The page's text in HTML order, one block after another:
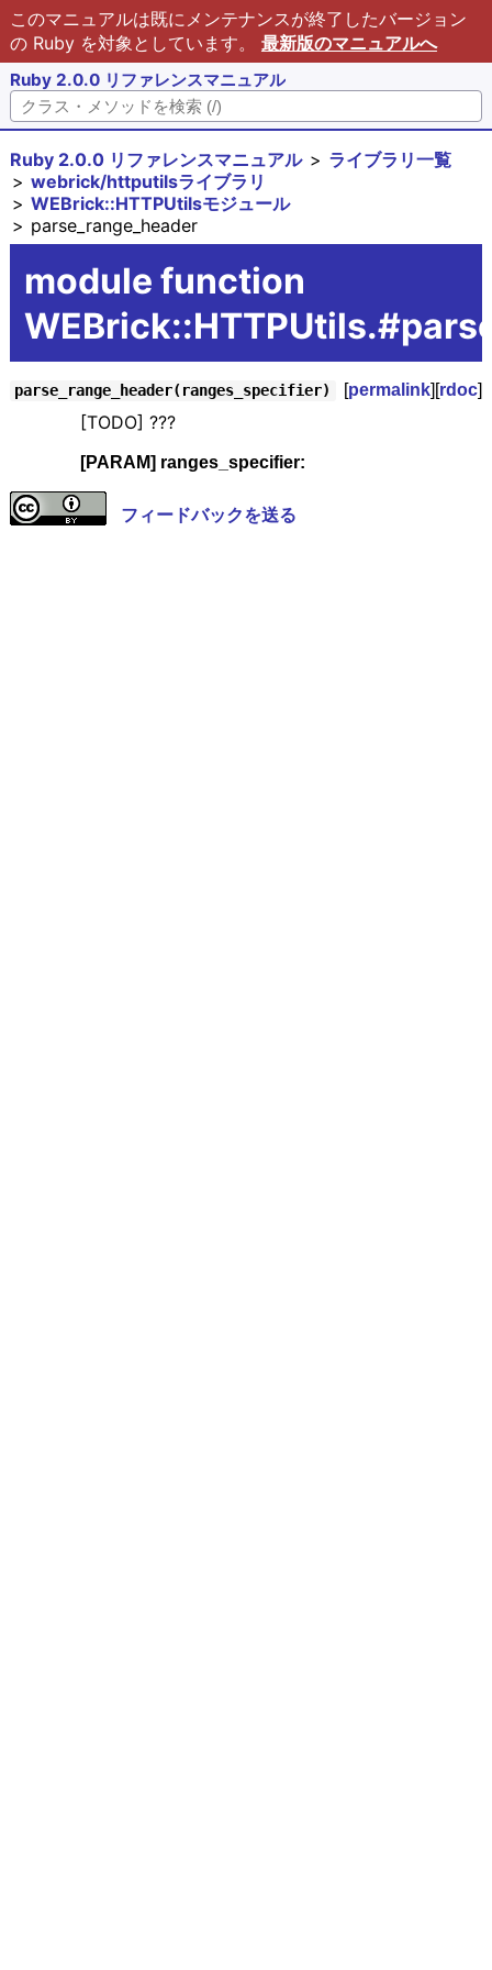
このマニュアルは既にメンテナンスが終了したバージョン
の Ruby を対象としています。 最新版のマニュアルへ
Ruby 2.0.0 リファレンスマニュアル
Ruby 2.0.0 リファレンスマニュアル
ライブラリ一覧
webrick/httputilsライブラリ
WEBrick::HTTPUtilsモジュール
parse_range_header
module function
parse_range_header(ranges_specifier) [permalink][rdoc]
[TODO] ???
[PARAM] ranges_specifier:
フィードバックを送る